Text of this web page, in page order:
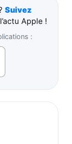
Suivez
Apple !
: